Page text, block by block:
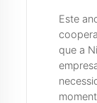
Este
que a